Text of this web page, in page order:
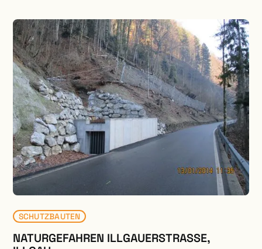
SCHUTZBAUTEN
NATURGEFAHREN ILLGAUERSTRASSE,